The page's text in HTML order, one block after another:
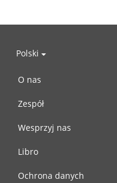
Polski
O nas
Zespół
Wesprzyj nas
Libro
Ochrona danych